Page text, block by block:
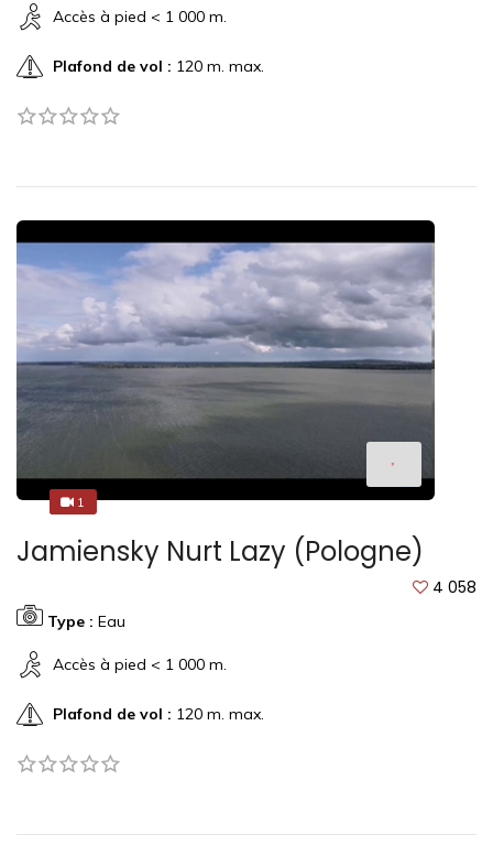
Accès à pied < 1 000 m.
Plafond de vol : 120 m. max.
11
Jamiensky Nurt Lazy (Pologne)
4 058
Type : Eau
Accès à pied < 1 000 m.
Plafond de vol : 120 m. max.